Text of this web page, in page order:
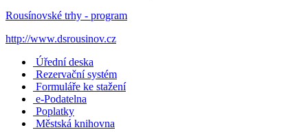
Rousínovské trhy - program
http://www.dsrousinov.cz
Úřední deska
Rezervační systém
Formuláře ke stažení
e-Podatelna
Poplatky
Městská knihovna